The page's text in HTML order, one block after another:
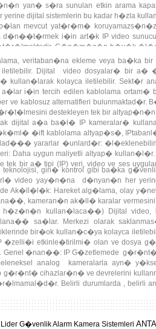
yan� s�ra sunulan etkin arama
dijital sistemlerin bu kadar h�zla
mevcut yat�r�m�
d�n��t�rmek i�in art�k IP video
G�n�m�z�n b�y�k
kullanmaktad�r. Yeni kurulm�� uctan
veritaban�na ekleme veya ba�ka
Dijital video dosyalar� bir a�
kolayca iletilebilir. Sekt�r
a�lar i�in tercih edilen kablolama
ve kablosuz alternatifleri
destekleyen tek bir
a�a ba�l� IP kameralar�
�ift kablolama altyap�s�,
yararlar �unlard�r:
Daha uygun maliyetli altyap�
tek bir a� tipi (IP) veri, video ve ses
teknolojisi, giri� kontrol gibi ba�ka
video yay�n�na d�nyan�n her
Ak�ll�l�k: Hareket alg�lama, olay
kameran�n ak�ll� karalar
kullan�laca��) Dijital video,
sa�lar. Merkezi olarak
bir�ok kullan�c�ya kolayca
�zelli�i etkinle�tirilmi� olan ve
�nan��: IP G�zetlemede g�r�nt�
analog kameralarla ayn�
g�r�nt� cihazlar�n� ve devrelerini
Belirli durumlarda , belirli
Lider G�venlik Alarm Kamera Sistemleri